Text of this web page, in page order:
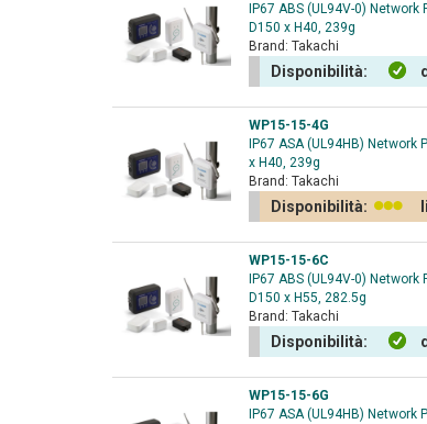
IP67 ABS (UL94V-0)
D150 x H40, 239g
Brand: Takachi
Disponibilità:
WP15-15-4G
IP67 ASA (UL94HB)
x H40, 239g
Brand: Takachi
Disponibilità:
WP15-15-6C
IP67 ABS (UL94V-0)
D150 x H55, 282.5g
Brand: Takachi
Disponibilità:
WP15-15-6G
IP67 ASA (UL94HB)